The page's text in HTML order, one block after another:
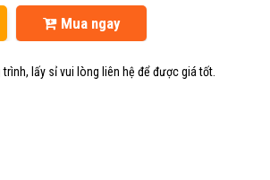
Mua ngay
trình, lấy sỉ vui lòng liên hệ để được giá tốt.